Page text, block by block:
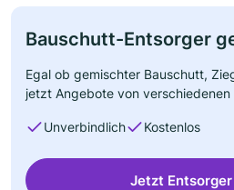
Bauschutt-Entsorger
Egal ob gemischter Bauschutt,
jetzt Angebote von verschiedenen
Unverbindlich Kostenlos
Jetzt